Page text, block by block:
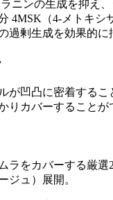
ニンの生成を抑え
4MSK（4-メトキシ
過剰生成を効果的に
が凹凸に密着するこ
りカバーすることが
ラをカバーする厳選
ジュ）展開。